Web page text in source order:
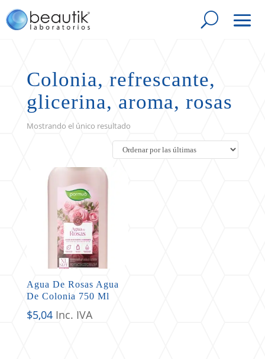
Colonia, refrescante,
glicerina, aroma, rosas
Mostrando el único resultado
Agua De Rosas Agua
De Colonia 750 Ml
$5,04 Inc. IVA